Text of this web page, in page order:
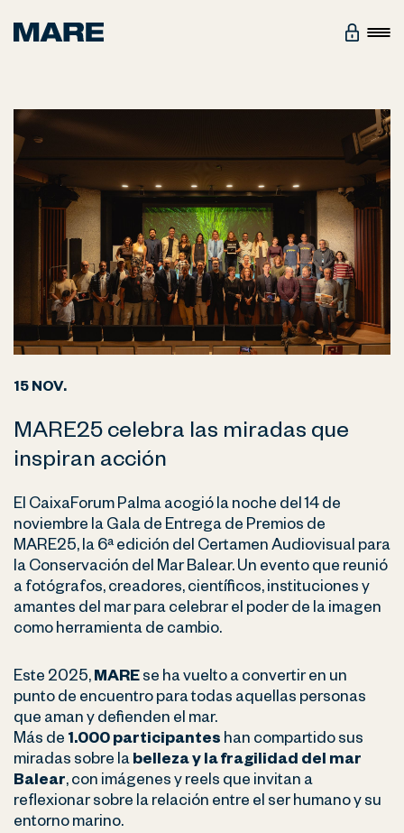
15 NOV.
MARE25 celebra las miradas que
inspiran acción
El CaixaForum Palma acogió la noche del 14 de
noviembre la Gala de Entrega de Premios de
MARE25, la 6ª edición del Certamen Audiovisual para
la Conservación del Mar Balear. Un evento que reunió
a fotógrafos, creadores, científicos, instituciones y
amantes del mar para celebrar el poder de la imagen
como herramienta de cambio.
Este 2025, MARE se ha vuelto a convertir en un
punto de encuentro para todas aquellas personas
que aman y defienden el mar.
Más de 1.000 participantes han compartido sus
miradas sobre la belleza y la fragilidad del mar
Balear, con imágenes y reels que invitan a
reflexionar sobre la relación entre el ser humano y su
entorno marino.